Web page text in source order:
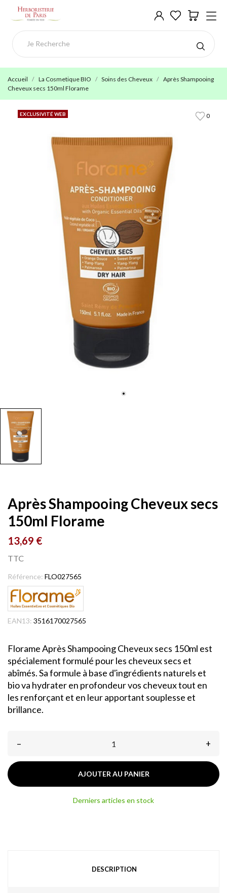
Accueil La Cosmetique BIO Soins des Cheveux
Après Shampooing
Cheveux secs 150ml Florame
0
EXCLUSIVITÉ WEB
Après Shampooing Cheveux secs
150ml Florame
13,69 €
TTC
Référence: FLO027565
EAN13: 3516170027565
Florame Après Shampooing Cheveux secs 150ml est
spécialement formulé pour les cheveux secs et
abîmés. Sa formule à base d'ingrédients naturels et
bio va hydrater en profondeur vos cheveux tout en
les renforçant et en leur apportant souplesse et
brillance.
– +
AJOUTER AU PANIER
Derniers articles en stock
DESCRIPTION